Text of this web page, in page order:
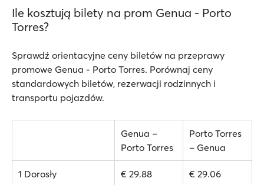
Ile kosztują bilety na prom Genua - Porto
Torres?
Sprawdź orientacyjne ceny biletów na przeprawy
promowe Genua - Porto Torres. Porównaj ceny
standardowych biletów, rezerwacji rodzinnych i
transportu pojazdów.
Genua –
Porto Torres
Porto Torres
– Genua
1 Dorosły € 29.88 € 29.06